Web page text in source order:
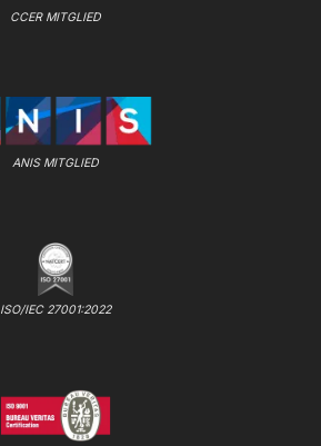
CCER MITGLIED
ANIS MITGLIED
ISO/IEC 27001:2022